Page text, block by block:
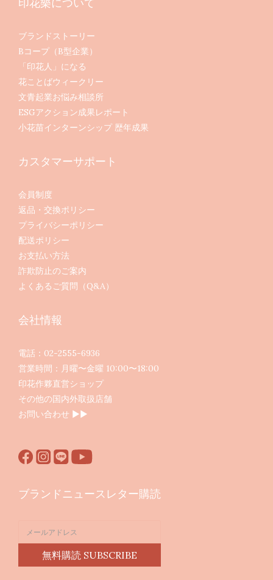
ブランドストーリー
Bコープ（B型企業）
「印花人」になる
花ことばウィークリー
文青起業お悩み相談所
ESGアクション成果レポート
小花苗インターンシップ 歴年成果
カスタマーサポート
会員制度
返品・交換ポリシー
プライバシーポリシー
配送ポリシー
お支払い方法
詐欺防止のご案内
よくあるご質問（Q&A）
会社情報
電話：02-2555-6936
営業時間：月曜〜金曜 10:00〜18:00
印花作夥直営ショップ
その他の国内外取扱店舗
お問い合わせ ▶︎▶︎
ブランドニュースレター購読
無料購読 SUBSCRIBE